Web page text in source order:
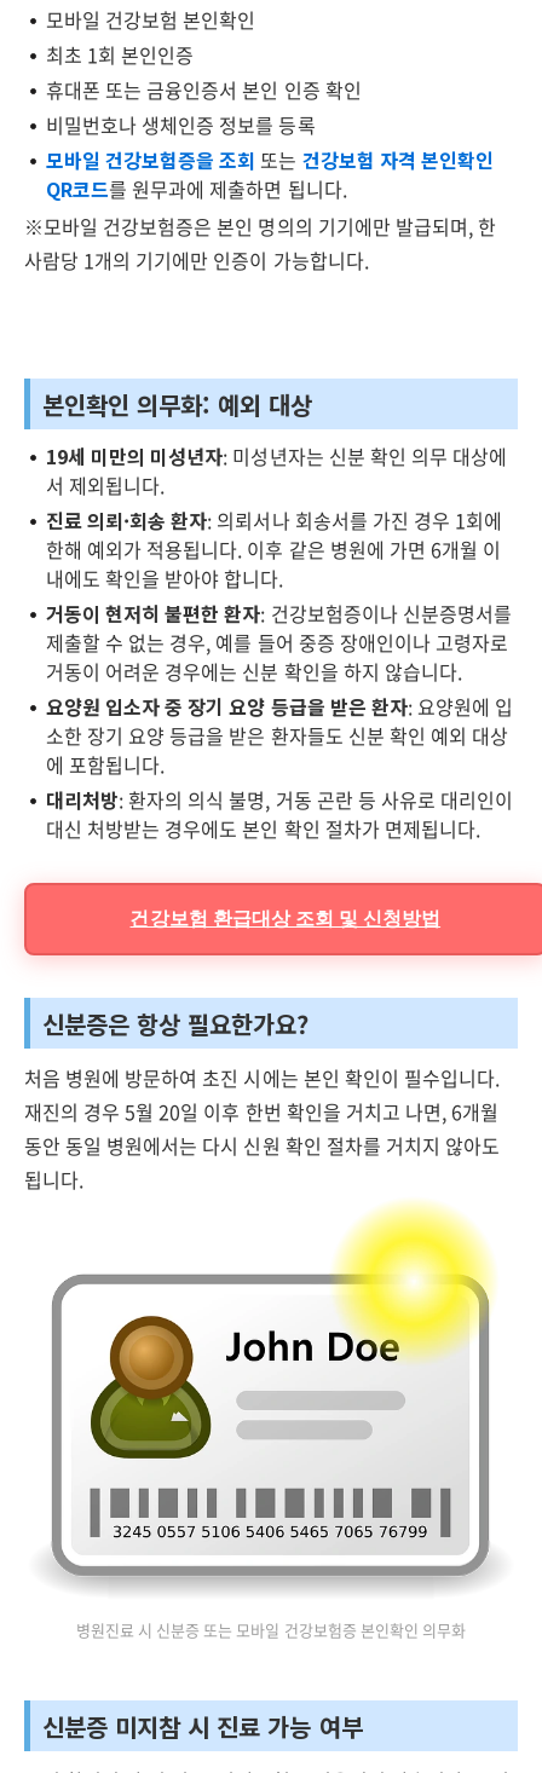
모바일 건강보험 본인확인
최초 1회 본인인증
휴대폰 또는 금융인증서 본인 인증 확인
비밀번호나 생체인증 정보를 등록
모바일 건강보험증을 조회 또는 건강보험 자격 본인확인
QR코드를 원무과에 제출하면 됩니다.
※모바일 건강보험증은 본인 명의의 기기에만 발급되며, 한
사람당 1개의 기기에만 인증이 가능합니다.
본인확인 의무화: 예외 대상
19세 미만의 미성년자: 미성년자는 신분 확인 의무 대상에
서 제외됩니다.
진료 의뢰·회송 환자: 의뢰서나 회송서를 가진 경우 1회에
한해 예외가 적용됩니다. 이후 같은 병원에 가면 6개월 이
내에도 확인을 받아야 합니다.
거동이 현저히 불편한 환자: 건강보험증이나 신분증명서를
제출할 수 없는 경우, 예를 들어 중증 장애인이나 고령자로
거동이 어려운 경우에는 신분 확인을 하지 않습니다.
요양원 입소자 중 장기 요양 등급을 받은 환자: 요양원에 입
소한 장기 요양 등급을 받은 환자들도 신분 확인 예외 대상
에 포함됩니다.
대리처방: 환자의 의식 불명, 거동 곤란 등 사유로 대리인이
대신 처방받는 경우에도 본인 확인 절차가 면제됩니다.
건강보험 환급대상 조회 및 신청방법
신분증은 항상 필요한가요?
처음 병원에 방문하여 초진 시에는 본인 확인이 필수입니다.
재진의 경우 5월 20일 이후 한번 확인을 거치고 나면, 6개월
동안 동일 병원에서는 다시 신원 확인 절차를 거치지 않아도
됩니다.
병원진료 시 신분증 또는 모바일 건강보험증 본인확인 의무화
신분증 미지참 시 진료 가능 여부